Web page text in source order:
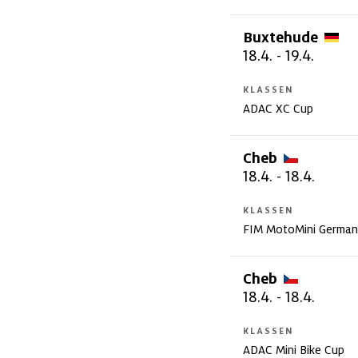
Buxtehude
18.4. - 19.4.
KLASSEN
ADAC XC Cup
Cheb
18.4. - 18.4.
KLASSEN
FIM MotoMini
Cheb
18.4. - 18.4.
KLASSEN
ADAC Mini Bike Cup